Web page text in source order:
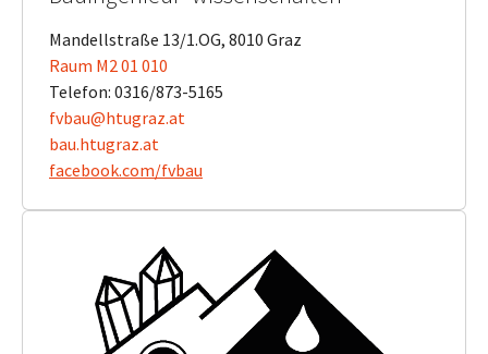
Mandellstraße 13/1.OG, 8010 Graz
Raum M2 01 010
Telefon: 0316/873-5165
fvbau@htugraz.at
bau.htugraz.at
facebook.com/fvbau